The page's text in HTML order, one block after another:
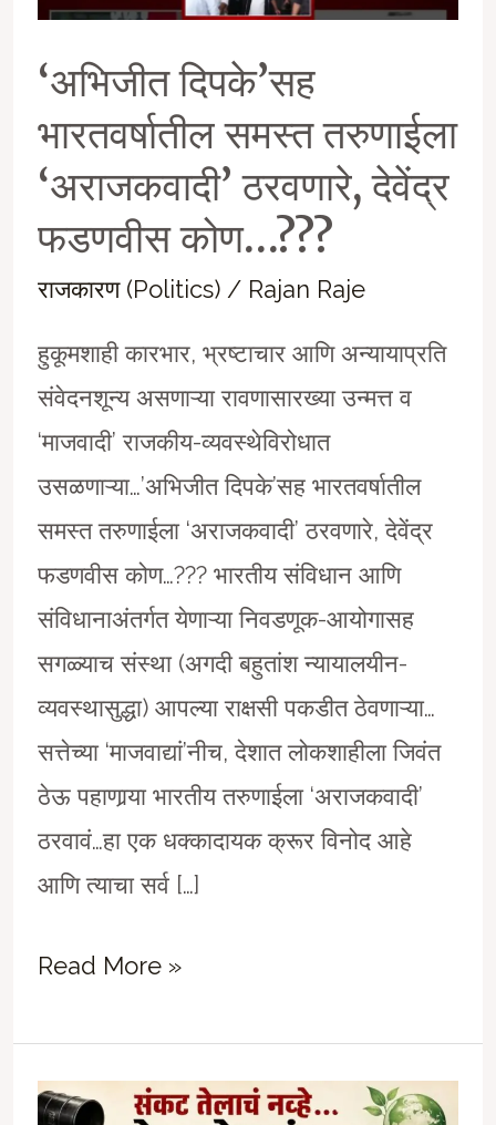
‘अभिजीत दिपके’सह
भारतवर्षातील समस्त तरुणाईला
‘अराजकवादी’ ठरवणारे, देवेंद्र
फडणवीस कोण…???
राजकारण (Politics)/ Rajan Raje
हुकूमशाही कारभार, भ्रष्टाचार आणि अन्यायाप्रति
संवेदनशून्य असणाऱ्या रावणासारख्या उन्मत्त व
‘माजवादी’ राजकीय-व्यवस्थेविरोधात
उसळणाऱ्या…’अभिजीत दिपके’सह भारतवर्षातील
समस्त तरुणाईला ‘अराजकवादी’ ठरवणारे, देवेंद्र
फडणवीस कोण…??? भारतीय संविधान आणि
संविधानाअंतर्गत येणाऱ्या निवडणूक-आयोगासह
सगळ्याच संस्था (अगदी बहुतांश न्यायालयीन-
व्यवस्थासुद्धा) आपल्या राक्षसी पकडीत ठेवणाऱ्या…
सत्तेच्या ‘माजवाद्यां’नीच, देशात लोकशाहीला जिवंत
ठेऊ पहाणार्‍या भारतीय तरुणाईला ‘अराजकवादी’
ठरवावं…हा एक धक्कादायक क्रूर विनोद आहे
आणि त्याचा सर्व […]
‘अभिजीत
भारतवर्षातील
समस्त
Read More »